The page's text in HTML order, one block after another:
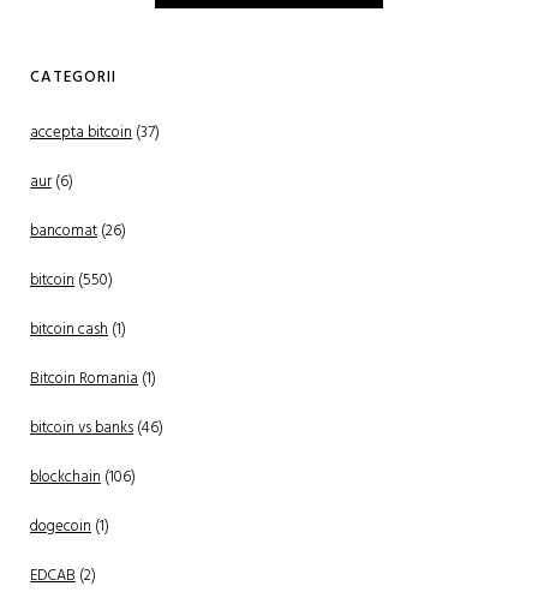
CATEGORII
accepta bitcoin(37)
aur(6)
bancomat(26)
bitcoin(550)
bitcoin cash(1)
Bitcoin Romania(1)
bitcoin vs banks(46)
blockchain(106)
dogecoin(1)
EDCAB(2)